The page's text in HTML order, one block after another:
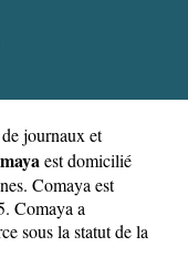
journaux et
est domicilié
Comaya est
Comaya a
sous la statut de la